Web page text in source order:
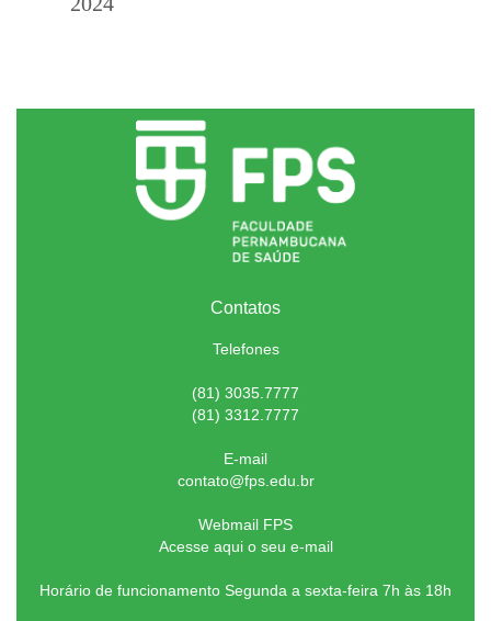
Contatos
Telefones
(81) 3035.7777
(81) 3312.7777
E-mail
contato@fps.edu.br
Webmail FPS
Acesse aqui o seu e-mail
Horário de funcionamento Segunda a sexta-feira 7h às 18h